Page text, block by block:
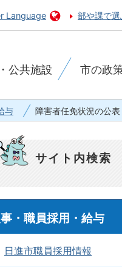
Language 部や課で選
公共施設 市の政
与 障害者任免状況の公表
サイト内検索
・職員採用・給与
日進市職員採用情報